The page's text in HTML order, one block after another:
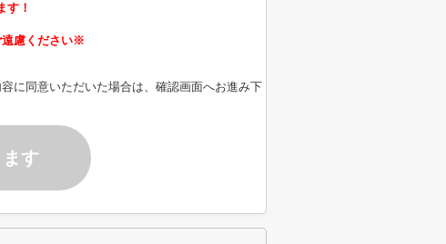
す！
遠慮ください※
に同意いただいた場合は、確認画面へお進み下
す